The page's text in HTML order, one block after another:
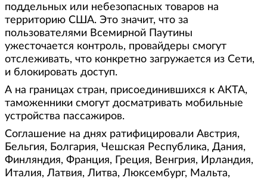
поддельных или небезопасных товаров на
территорию США. Это значит, что за
пользователями Всемирной Паутины
ужесточается контроль, провайдеры смогут
отслеживать, что конкретно загружается из Сети,
и блокировать доступ.
А на границах стран, присоединившихся к АКТА,
таможенники смогут досматривать мобильные
устройства пассажиров.
Соглашение на днях ратифицировали Австрия,
Бельгия, Болгария, Чешская Республика, Дания,
Финляндия, Франция, Греция, Венгрия, Ирландия,
Италия, Латвия, Литва, Люксембург, Мальта,